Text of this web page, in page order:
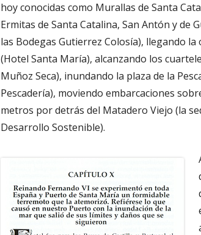
hoy conocidas como Murallas de Santa
Ermitas de Santa Catalina, San Antón y de
las Bodegas Gutierrez Colosía), llegando la
(Hotel Santa María), alcanzando los
Muñoz Seca), inundando la plaza de la
Pescadería), moviendo embarcaciones
metros por detrás del Matadero Viejo (la
Desarrollo Sostenible).